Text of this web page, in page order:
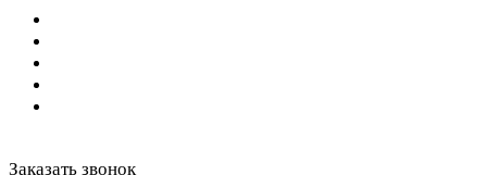
Заказать звонок